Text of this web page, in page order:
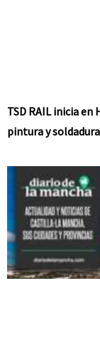
TSD RAIL inicia
pintura y soldadura